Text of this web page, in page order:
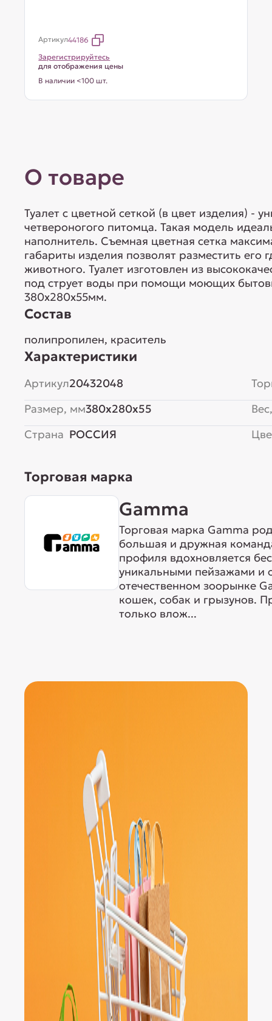
Артикул44186
Зарегистрируйтесь
для отображения цены
В наличии <100 шт.
О товаре
Туалет с цветной сеткой (в цвет изделия) -
четвероногого питомца. Такая модель
наполнитель. Съемная цветная сетка
габариты изделия позволят разместить его
животного. Туалет изготовлен из
под струет воды при помощи моющих
380х280х55мм.
Состав
полипропилен, краситель
Характеристики
Артикул20432048
Размер, мм380x280x55
Страна РОССИЯ
Торговая марка
Gamma
Торговая марка Gamma
большая и дружная
профиля вдохновляется
уникальными пейзажами и
отечественном зоорынке
кошек, собак и грызунов.
только влож...